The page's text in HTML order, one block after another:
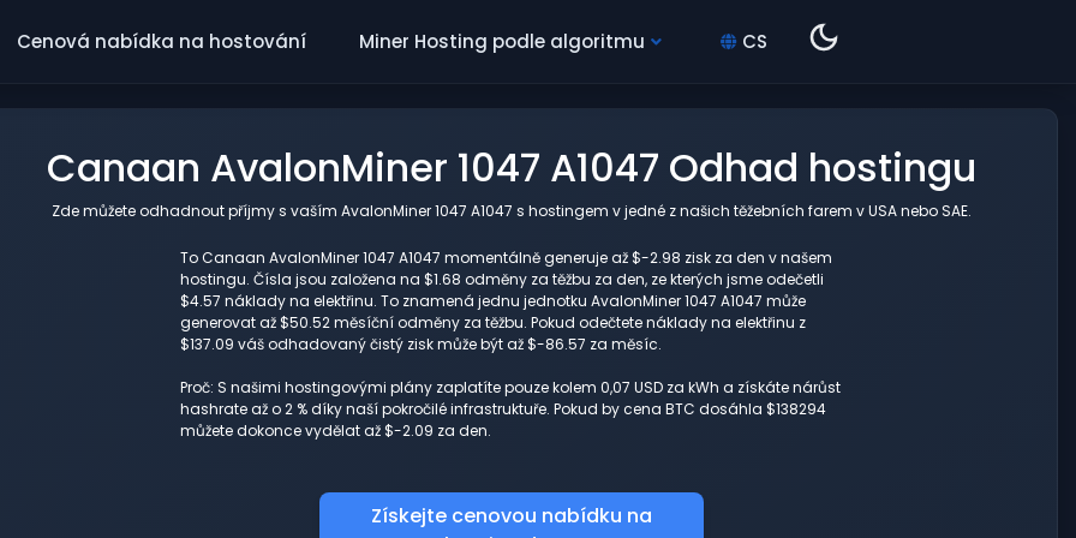
Cenová nabídka na hostování Miner Hosting podle algoritmu CS
Canaan AvalonMiner 1047 A1047 Odhad hostingu
Zde můžete odhadnout příjmy s vaším AvalonMiner 1047 A1047 s hostingem v jedné z našich těžebních farem v USA nebo SAE.
To Canaan AvalonMiner 1047 A1047 momentálně generuje až $-2.98 zisk za den v našem
hostingu. Čísla jsou založena na $1.68 odměny za těžbu za den, ze kterých jsme odečetli
$4.57 náklady na elektřinu. To znamená jednu jednotku AvalonMiner 1047 A1047 může
generovat až $50.52 měsíční odměny za těžbu. Pokud odečtete náklady na elektřinu z
$137.09 váš odhadovaný čistý zisk může být až $-86.57 za měsíc.
Proč: S našimi hostingovými plány zaplatíte pouze kolem 0,07 USD za kWh a získáte nárůst
hashrate až o 2 % díky naší pokročilé infrastruktuře. Pokud by cena BTC dosáhla $138294
můžete dokonce vydělat až $-2.09 za den.
Získejte cenovou nabídku na